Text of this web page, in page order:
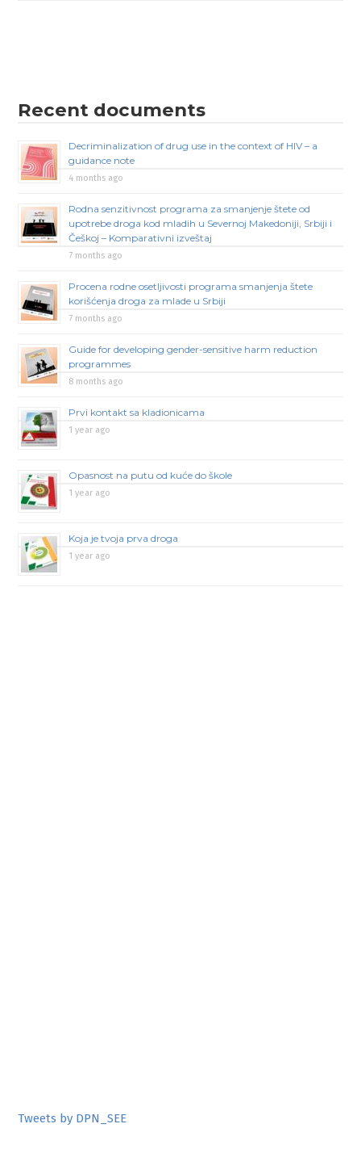
Recent documents
Decriminalization of drug use in the context of HIV – a
guidance note
4 months ago
Rodna senzitivnost programa za smanjenje štete od
upotrebe droga kod mladih u Severnoj Makedoniji, Srbiji i
Češkoj – Komparativni izveštaj
7 months ago
Procena rodne osetljivosti programa smanjenja štete
korišćenja droga za mlade u Srbiji
7 months ago
Guide for developing gender-sensitive harm reduction
programmes
8 months ago
Prvi kontakt sa kladionicama
1 year ago
Opasnost na putu od kuće do škole
1 year ago
Koja je tvoja prva droga
1 year ago
Tweets by DPN_SEE